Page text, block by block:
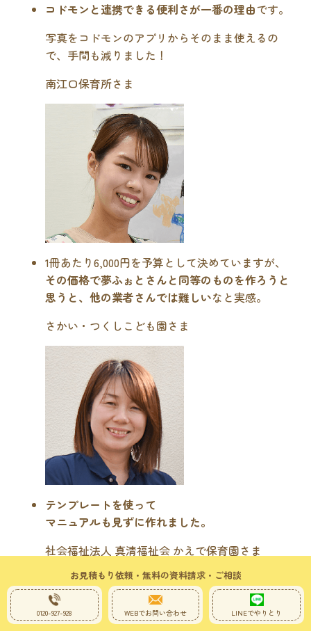
お見積もり依頼・無料の資料請求・ご相談
0120-927-928 WEBでお問い合わせ LINEでやりとり
コドモンと連携できる便利さが一番の理由です。
写真をコドモンのアプリからそのまま使えるの
で、手間も減りました！
南江口保育所さま
1冊あたり6,000円を予算として決めていますが、
その価格で夢ふぉとさんと同等のものを作ろうと
思うと、他の業者さんでは難しいなと実感。
さかい・つくしこども園さま
テンプレートを使って
マニュアルも見ずに作れました。
社会福祉法人 真清福祉会 かえで保育園さま